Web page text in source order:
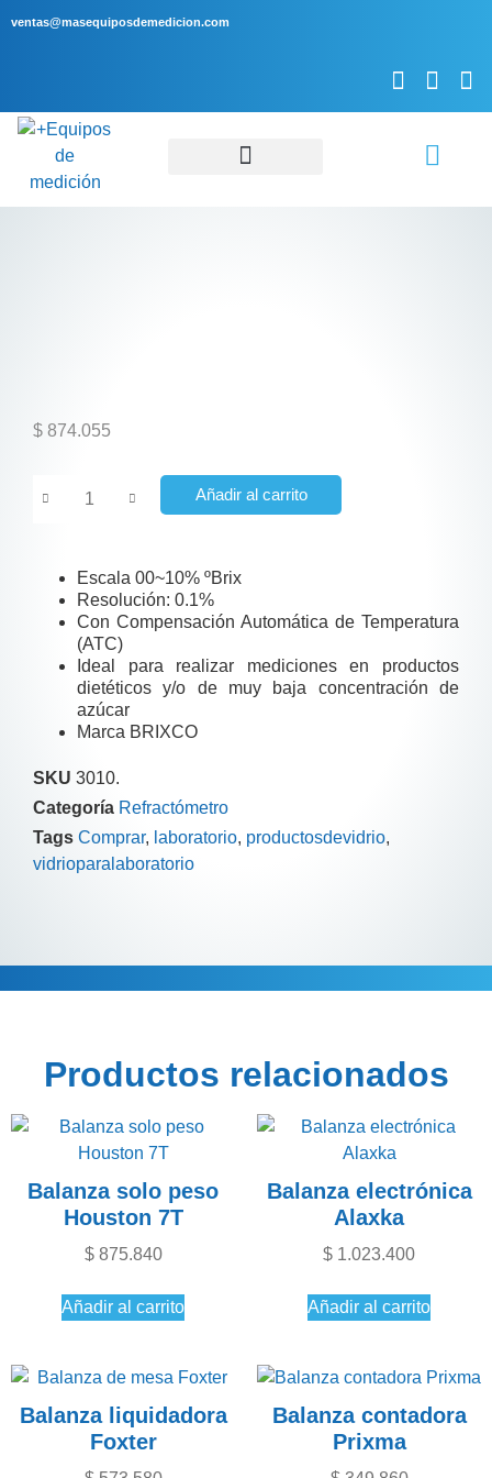
ventas@masequiposdemedicion.com
$ 874.055
Añadir al carrito
Escala 00~10% ºBrix
Resolución: 0.1%
Con Compensación Automática de Temperatura
(ATC)
Ideal para realizar mediciones en productos
dietéticos y/o de muy baja concentración de
azúcar
Marca BRIXCO
SKU 3010.
Categoría Refractómetro
Tags Comprar, laboratorio, productosdevidrio,
vidrioparalaboratorio
Descripción Información adicional
Productos relacionados
Balanza solo peso
Houston 7T
$875.840
Añadir al carrito
Balanza electrónica
Alaxka
$ 1.023.400
Añadir al carrito
Balanza liquidadora
Foxter
Balanza contadora
Prixma